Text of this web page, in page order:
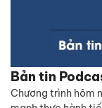
Bản tin
Chương trình hôm